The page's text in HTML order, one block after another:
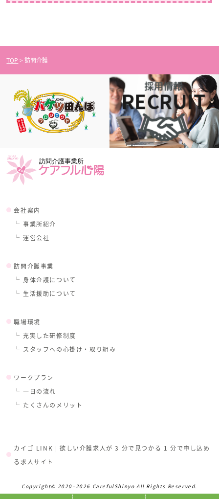
TOP >訪問介護
会社案内
事業所紹介
運営会社
訪問介護事業
身体介護について
生活援助について
職場環境
充実した研修制度
スタッフへの心掛け・取り組み
ワークプラン
一日の流れ
たくさんのメリット
カイゴ LINK | 欲しい介護求人が 3 分で見つかる 1 分で申し込め
る求人サイト
Copyright© 2020–2026 CarefulShinyo All Rights Reserved.